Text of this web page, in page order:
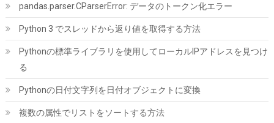
KingSpec SSD 1TB SATAIII 6Gb/s 2.5インチ内蔵SSD 最大読込
570MB/s 3D NAND メーカー保証3年
こちら)
pandas.parser.CParserError: データのトークン化エラー
Python 3 でスレッドから返り値を取得する方法
Pythonの標準ライブラリを使用してローカルIPアドレスを見つけ
る
Pythonの日付文字列を日付オブジェクトに変換
複数の属性でリストをソートする方法